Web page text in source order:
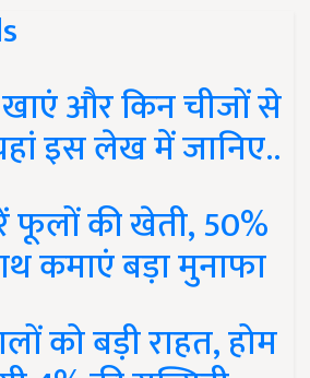
और किन चीजों से
इस लेख में जानिए..
की खेती, 50%
कमाएं बड़ा मुनाफा
को बड़ी राहत, होम